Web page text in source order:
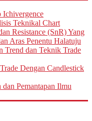
Ichivergence
Teknikal Chart
Resistance (SnR) Yang
Aras Penentu Halatuju
Trend dan Teknik Trade
Dengan Candlestick
dan Pemantapan Ilmu